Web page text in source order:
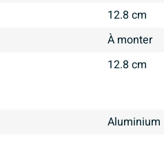
12.8 cm
À monter
12.8 cm
Aluminium